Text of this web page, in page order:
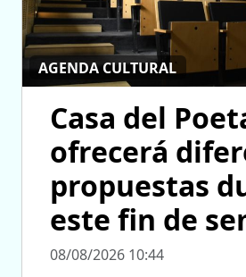
AGENDA CULTURAL
Casa del
ofrecerá
propuestas
este fin de
08/08/2026 10:44